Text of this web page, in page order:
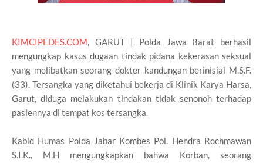
KIMCIPEDES.COM, GARUT | Polda Jawa Barat berhasil
mengungkap kasus dugaan tindak pidana kekerasan seksual
yang melibatkan seorang dokter kandungan berinisial M.S.F.
(33). Tersangka yang diketahui bekerja di Klinik Karya Harsa,
Garut, diduga melakukan tindakan tidak senonoh terhadap
pasiennya di tempat kos tersangka.
Kabid Humas Polda Jabar Kombes Pol. Hendra Rochmawan
S.I.K., M.H mengungkapkan bahwa Korban, seorang